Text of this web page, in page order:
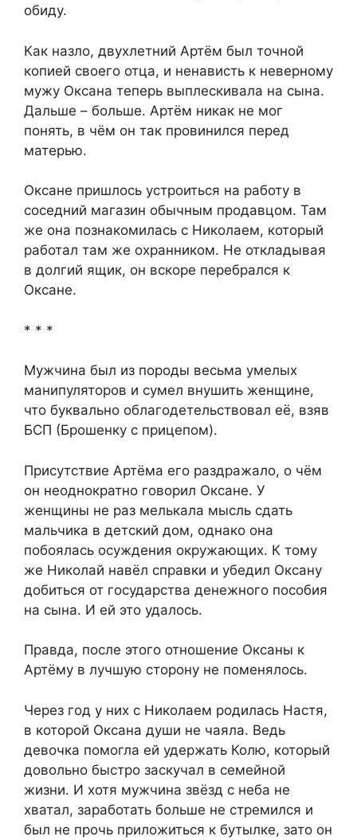
обиду.
Как назло, двухлетний Артём был точной
копией своего отца, и ненависть к неверному
мужу Оксана теперь выплескивала на сына.
Дальше – больше. Артём никак не мог
понять, в чём он так провинился перед
матерью.
Оксане пришлось устроиться на работу в
соседний магазин обычным продавцом. Там
же она познакомилась с Николаем, который
работал там же охранником. Не откладывая
в долгий ящик, он вскоре перебрался к
Оксане.
* * *
Мужчина был из породы весьма умелых
манипуляторов и сумел внушить женщине,
что буквально облагодетельствовал её, взяв
БСП (Брошенку с прицепом).
Присутствие Артёма его раздражало, о чём
он неоднократно говорил Оксане. У
женщины не раз мелькала мысль сдать
мальчика в детский дом, однако она
побоялась осуждения окружающих. К тому
же Николай навёл справки и убедил Оксану
добиться от государства денежного пособия
на сына. И ей это удалось.
Правда, после этого отношение Оксаны к
Артёму в лучшую сторону не поменялось.
Через год у них с Николаем родилась Настя,
в которой Оксана души не чаяла. Ведь
девочка помогла ей удержать Колю, который
довольно быстро заскучал в семейной
жизни. И хотя мужчина звёзд с неба не
хватал, заработать больше не стремился и
был не прочь приложиться к бутылке, зато он